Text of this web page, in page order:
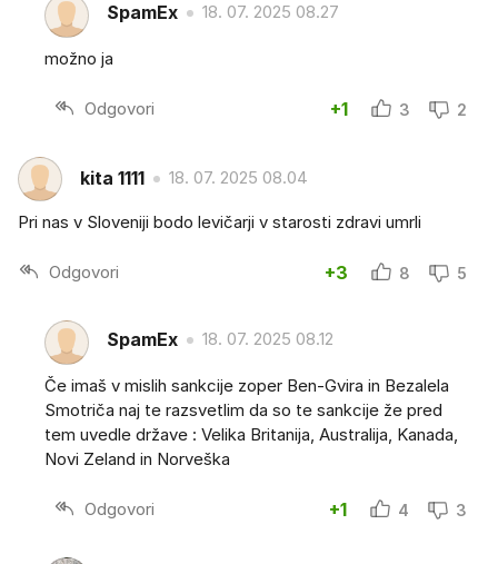
SpamEx 18. 07. 2025 08.27
možno ja
Odgovori +1 3 2
kita 1111 18. 07. 2025 08.04
Pri nas v Sloveniji bodo levičarji v starosti zdravi umrli
Odgovori +3 8 5
SpamEx 18. 07. 2025 08.12
Če imaš v mislih sankcije zoper Ben-Gvira in Bezalela
Smotriča naj te razsvetlim da so te sankcije že pred
tem uvedle države : Velika Britanija, Australija, Kanada,
Novi Zeland in Norveška
Odgovori +1 4 3